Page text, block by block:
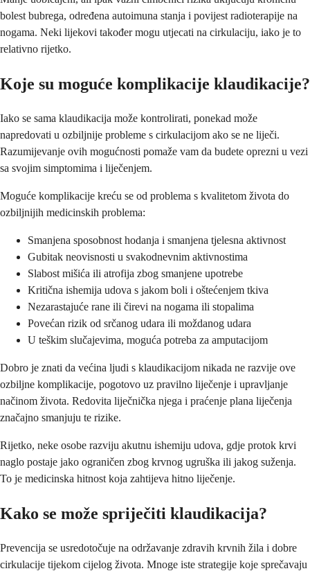
bolest bubrega, određena autoimuna stanja i povijest radioterapije na
nogama. Neki lijekovi također mogu utjecati na cirkulaciju, iako je to
relativno rijetko.
Koje su moguće komplikacije klaudikacije?
Iako se sama klaudikacija može kontrolirati, ponekad može
napredovati u ozbiljnije probleme s cirkulacijom ako se ne liječi.
Razumijevanje ovih mogućnosti pomaže vam da budete oprezni u vezi
sa svojim simptomima i liječenjem.
Moguće komplikacije kreću se od problema s kvalitetom života do
ozbiljnijih medicinskih problema:
Smanjena sposobnost hodanja i smanjena tjelesna aktivnost
Gubitak neovisnosti u svakodnevnim aktivnostima
Slabost mišića ili atrofija zbog smanjene upotrebe
Kritična ishemija udova s jakom boli i oštećenjem tkiva
Nezarastajuće rane ili čirevi na nogama ili stopalima
Povećan rizik od srčanog udara ili moždanog udara
U teškim slučajevima, moguća potreba za amputacijom
Dobro je znati da većina ljudi s klaudikacijom nikada ne razvije ove
ozbiljne komplikacije, pogotovo uz pravilno liječenje i upravljanje
načinom života. Redovita liječnička njega i praćenje plana liječenja
značajno smanjuju te rizike.
Rijetko, neke osobe razviju akutnu ishemiju udova, gdje protok krvi
naglo postaje jako ograničen zbog krvnog ugruška ili jakog suženja.
To je medicinska hitnost koja zahtijeva hitno liječenje.
Kako se može spriječiti klaudikacija?
Prevencija se usredotočuje na održavanje zdravih krvnih žila i dobre
cirkulacije tijekom cijelog života. Mnoge iste strategije koje sprečavaju